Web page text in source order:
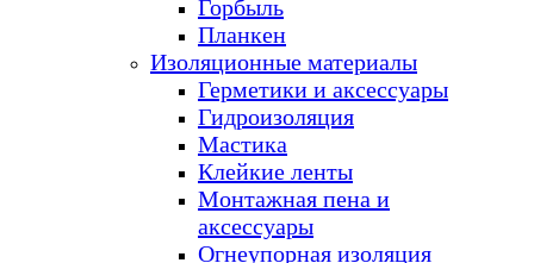
Горбыль
Планкен
Изоляционные материалы
Герметики и аксессуары
Гидроизоляция
Мастика
Клейкие ленты
Монтажная пена и
аксессуары
Огнеупорная изоляция